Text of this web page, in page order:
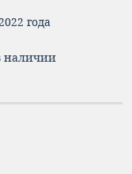
года
наличии